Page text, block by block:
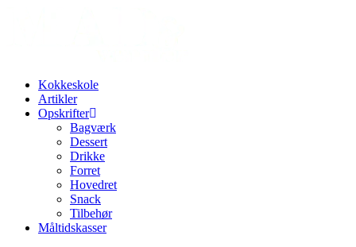
Kokkeskole
Artikler
Opskrifter
Bagværk
Dessert
Drikke
Forret
Hovedret
Snack
Tilbehør
Måltidskasser